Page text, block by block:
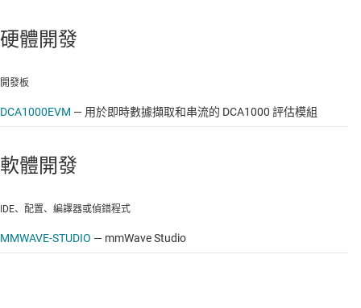
硬體開發
開發板
DCA1000EVM — 用於即時數據擷取和串流的 DCA1000 評估模組
軟體開發
IDE、配置、編譯器或偵錯程式
MMWAVE-STUDIO — mmWave Studio